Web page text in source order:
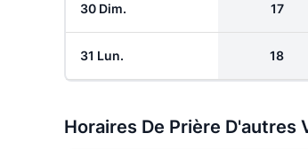
30 Dim. 17
31 Lun. 18
Horaires De Prière D'autres